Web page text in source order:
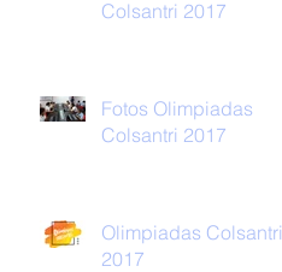
Colsantri 2017
Fotos Olimpiadas
Colsantri 2017
Olimpiadas Colsantri
2017